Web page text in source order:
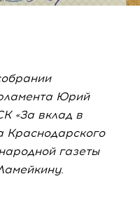
Юрий
«За вклад в
Краснодарского
газеты